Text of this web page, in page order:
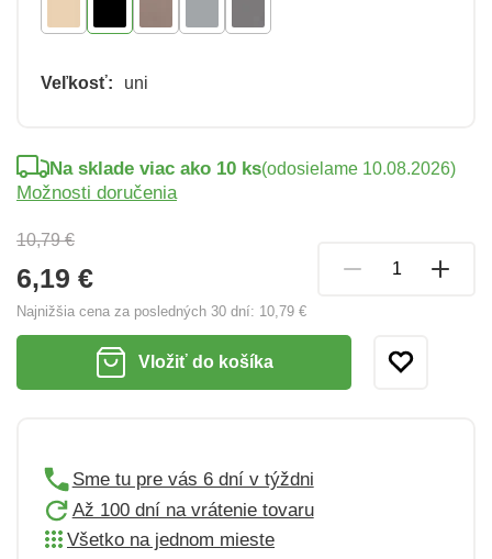
Veľkosť: uni
10,79 €
6,19 €
Najnižšia cena za posledných 30 dní: 10,79 €
Na sklade viac ako 10 ks(odosielame 10.08.2026)
Možnosti doručenia
Vložiť do košíka
Sme tu pre vás 6 dní v týždni
Až 100 dní na vrátenie tovaru
Všetko na jednom mieste